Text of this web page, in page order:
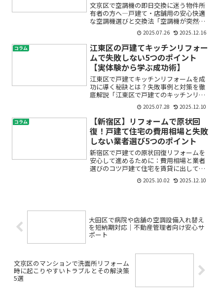
文京区で空調機の即日交換に迷う物件所
有者の方へ―戸建て・店舗用の安心快適
な空調機選びと交換法「空調機が突然壊
れてしまったけれど、どこに依頼すれば
いいの？」「即日で対応してもらえる業
者はあるの？」文京区で物件を所有して
いると、戸建て・店舗用の...
2025.07.26 2025.12.16
コラム
江東区の戸建てキッチンリフォー
ムで失敗しない5つのポイント
【実体験から学ぶ成功術】
江東区で戸建てキッチンリフォームを成
功に導く秘訣とは？失敗事例と対策を徹
底解説「江東区で戸建てのキッチンリフ
ォームを考えているものの、失敗しない
か不安」「予算オーバーや使いにくさな
ど、過去の失敗談を知って安心して進め
たい」。そんなお悩みを抱...
2025.07.28 2025.12.10
コラム
【新宿区】リフォームで原状回
復！戸建て住宅の費用相場と失敗
しない業者選び5つのポイント
新宿区で戸建ての原状回復リフォームを
安心して進めるために：費用相場と業者
選びのコツ戸建て住宅を賃貸に出してい
た方や、これから売却・転居を予定して
いる新宿区のオーナー様へ。退去後の
2025.10.02 2025.12.10
大田区で病院や店舗の空調設備入れ替え
を短納期対応｜不動産管理者向け安心サ
ポート
文京区のマンションで洗面所リフォーム
時に起こりやすいトラブルとその解決策
5選